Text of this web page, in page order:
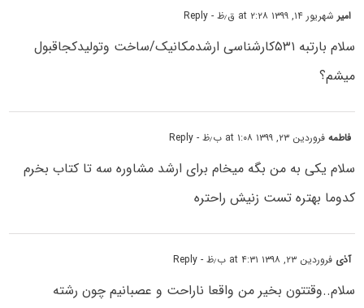
امیر شهریور ۱۴, ۱۳۹۹ at ۲:۲۸ ق٫ظ - Reply
سلام بارتبه ۵۳۱کارشناسی ارشدمکانیک/ساخت وتولیدکجاقبول
میشم؟
فاطمهفروردین ۲۳, ۱۳۹۹ at ۱:۰۸ ب٫ظ - Reply
سلام یکی به من بگه میخام برای ارشد مشاوره سه تا کتاب بخرم
کدوما بهتره تست زنیش راحتره
آذی فروردین ۲۳, ۱۳۹۸ at ۴:۳۱ ب٫ظ - Reply
سلام..وقتتون بخیر من واقعا ناراحت و عصبانیم چون رشته